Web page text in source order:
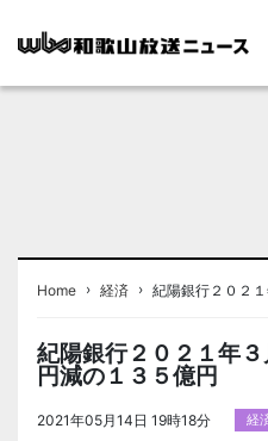
Home › 経済 › 紀陽銀行２０２
紀陽銀行２０２１年
円減の１３５億円
2021年05月14日 19時18分 経